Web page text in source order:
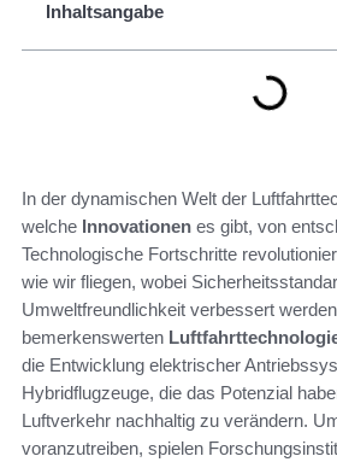
Inhaltsangabe
In der dynamischen Welt der
welche Innovationen es gibt, von
Technologische Fortschritte
wie wir fliegen, wobei
Umweltfreundlichkeit verbessert
bemerkenswerten
die Entwicklung elektrischer
Hybridflugzeuge, die das Potenzial
Luftverkehr nachhaltig zu verändern.
voranzutreiben, spielen